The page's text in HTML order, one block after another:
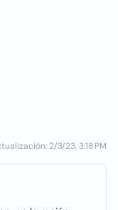
2/3/23, 3:18 PM